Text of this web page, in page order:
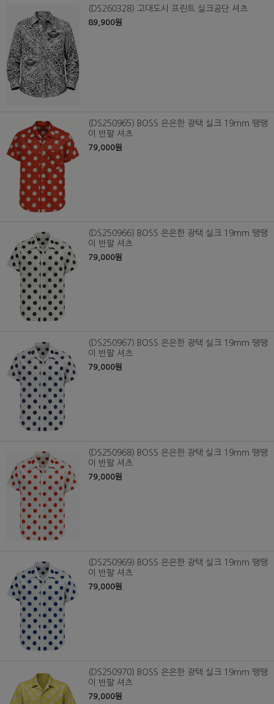
(DS260328) 고대도시 프린트 실크공단 셔츠
89,900원
(DS250965) BOSS 은은한 광택 실크 19mm 땡땡
이 반팔 셔츠
79,000원
(DS250966) BOSS 은은한 광택 실크 19mm 땡땡
이 반팔 셔츠
79,000원
(DS250967) BOSS 은은한 광택 실크 19mm 땡땡
이 반팔 셔츠
79,000원
(DS250968) BOSS 은은한 광택 실크 19mm 땡땡
이 반팔 셔츠
79,000원
(DS250969) BOSS 은은한 광택 실크 19mm 땡땡
이 반팔 셔츠
79,000원
(DS250970) BOSS 은은한 광택 실크 19mm 땡땡
이 반팔 셔츠
79,000원